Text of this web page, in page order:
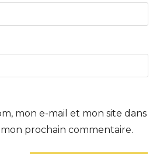
mon e-mail et mon site dans
prochain commentaire.